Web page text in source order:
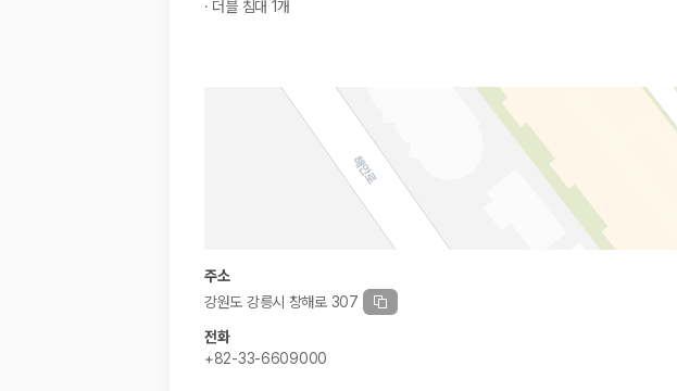
· 더블 침대 1개
주소
강원도 강릉시 창해로 307
전화
+82-33-6609000